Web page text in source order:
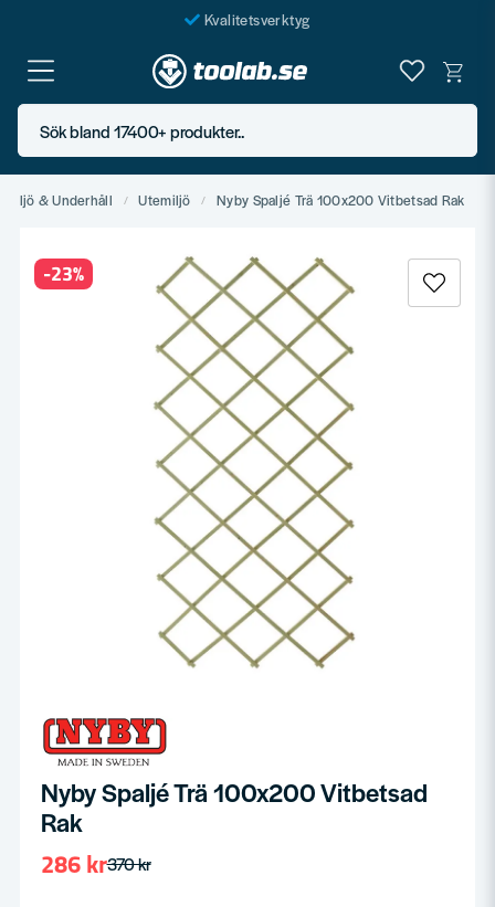
Kvalitetsverktyg
Fraktfritt över 999 SEK*
En järnhandel för alla
Butik i Göteborg
Sök bland 17400+ produkter..
& Underhåll Utemiljö Nyby Spaljé Trä 100x200 Vitbetsad Rak
-23%
Nyby Spaljé Trä 100x200 Vitbetsad
Rak
370 kr
286 kr